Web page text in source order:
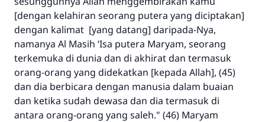
[dengan kelahiran seorang putera yang diciptakan]
dengan kalimat [yang datang] daripada-Nya,
namanya Al Masih ‘Isa putera Maryam, seorang
terkemuka di dunia dan di akhirat dan termasuk
orang-orang yang didekatkan [kepada Allah], (45)
dan dia berbicara dengan manusia dalam buaian
dan ketika sudah dewasa dan dia termasuk di
antara orang-orang yang saleh." (46) Maryam